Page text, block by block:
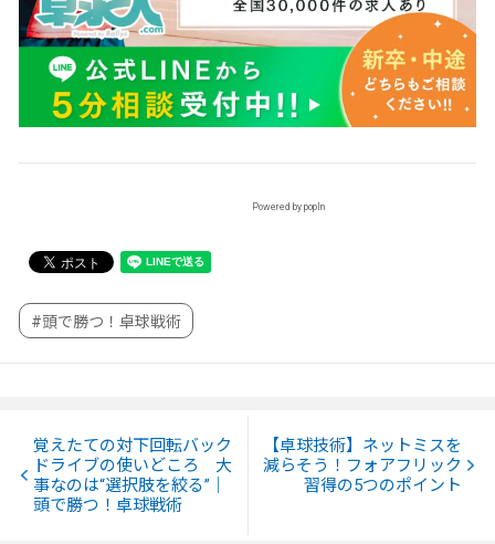
Powered by popIn
#頭で勝つ！卓球戦術
覚えたての対下回転バック
ドライブの使いどころ 大
事なのは“選択肢を絞る”｜
頭で勝つ！卓球戦術
【卓球技術】ネットミスを
減らそう！フォアフリック
習得の5つのポイント